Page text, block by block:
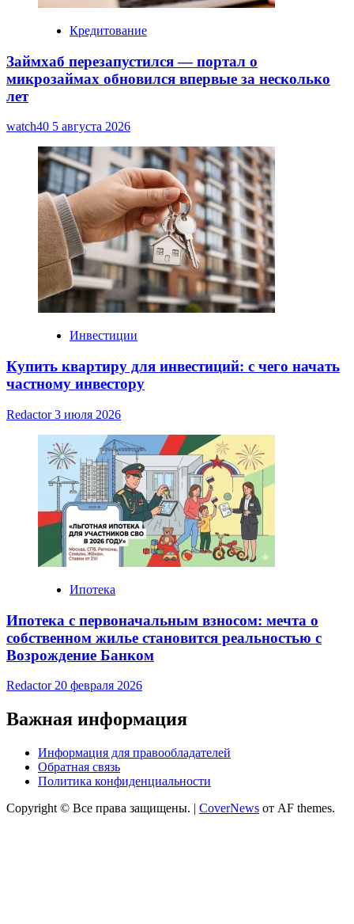
Кредитование
Займхаб перезапустился — портал о
микрозаймах обновился впервые за несколько
лет
watch40 5 августа 2026
Инвестиции
Купить квартиру для инвестиций: с чего начать
частному инвестору
Redactor3 июля 2026
Ипотека
Ипотека с первоначальным взносом: мечта о
собственном жилье становится реальностью с
Возрождение Банком
Redactor 20 февраля 2026
Важная информация
Информация для правообладателей
Обратная связь
Политика конфиденциальности
Copyright © Все права защищены. | CoverNews от AF themes.